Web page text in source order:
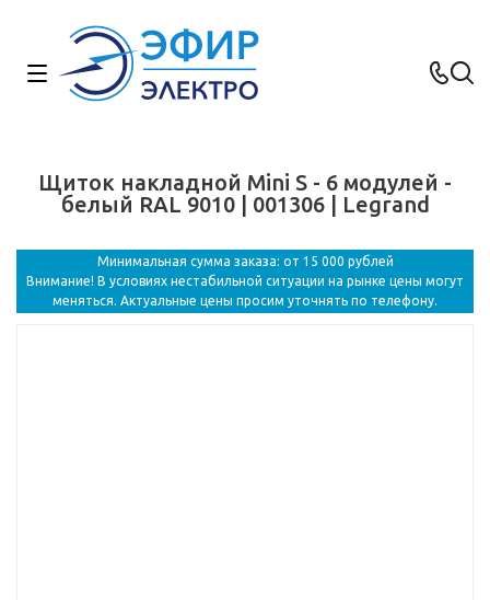
Щиток накладной Mini S - 6 модулей -
белый RAL 9010 | 001306 | Legrand
Минимальная сумма заказа: от 15 000 рублей
Внимание! В условиях нестабильной ситуации на рынке цены могут
меняться. Актуальные цены просим уточнять по телефону.